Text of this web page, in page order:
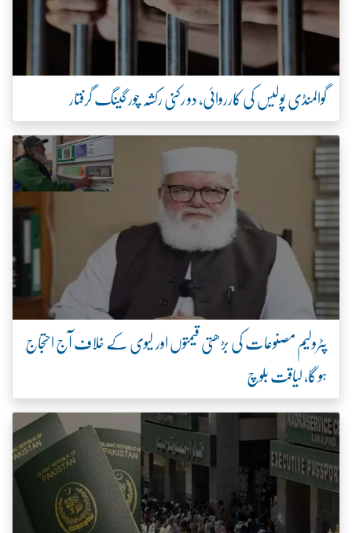
گوالمنڈی پولیس کی کارروائی، دو رکنی رکشہ چور گینگ گرفتار
پٹرولیم مصنوعات کی بڑھتی قیمتوں اور لیوی کے خلاف آج احتجاج
ہو گا، لیاقت بلوچ